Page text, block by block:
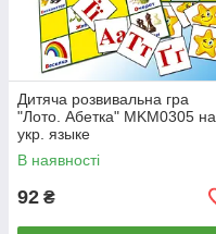
Дитяча розвивальна гра
"Лото. Абетка" MKM0305 на
укр. языке
В наявності
92 ₴